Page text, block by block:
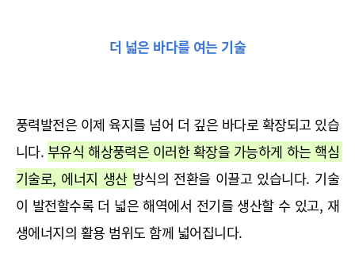
더 넓은 바다를 여는 기술
풍력발전은 이제 육지를 넘어 더 깊은 바다로 확장되고 있습
니다. 부유식 해상풍력은 이러한 확장을 가능하게 하는 핵심
기술로, 에너지 생산 방식의 전환을 이끌고 있습니다. 기술
이 발전할수록 더 넓은 해역에서 전기를 생산할 수 있고, 재
생에너지의 활용 범위도 함께 넓어집니다.